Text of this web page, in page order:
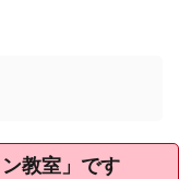
教室」です